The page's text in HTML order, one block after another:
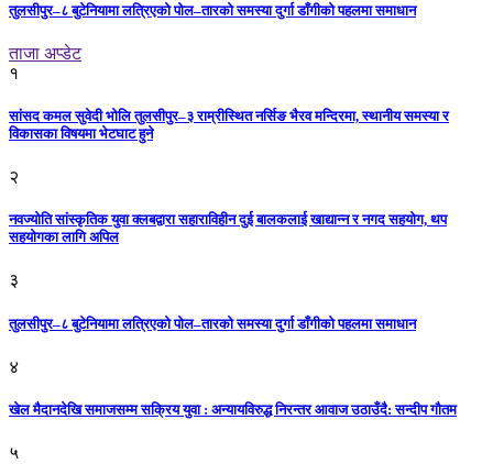
तुलसीपुर–८ बुटेनियामा लत्रिएको पोल–तारको समस्या दुर्गा डाँगीको पहलमा समाधान
ताजा अप्डेट
१
सांसद कमल सुवेदी भोलि तुलसीपुर–३ राम्रीस्थित नर्सिङ भैरव मन्दिरमा, स्थानीय समस्या र
विकासका विषयमा भेटघाट हुने
२
नवज्योति सांस्कृतिक युवा क्लबद्वारा सहाराविहीन दुई बालकलाई खाद्यान्न र नगद सहयोग, थप
सहयोगका लागि अपिल
३
तुलसीपुर–८ बुटेनियामा लत्रिएको पोल–तारको समस्या दुर्गा डाँगीको पहलमा समाधान
४
खेल मैदानदेखि समाजसम्म सक्रिय युवा : अन्यायविरुद्ध निरन्तर आवाज उठाउँदै: सन्दीप गौतम
५